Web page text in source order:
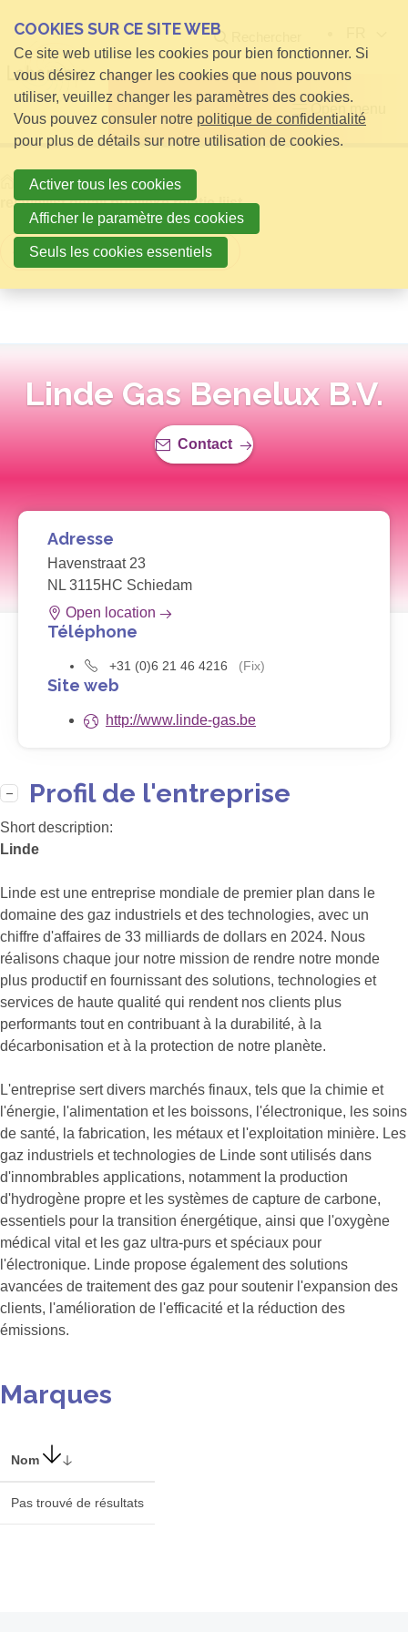
Open menu
Homeinfos pour Visiteurs
relatielijst detail publieke relatie lijst
Retour à la vue d'ensemble
Linde Gas Benelux B.V.
Contact
Adresse
Havenstraat 23
NL 3115HC Schiedam
Open location
Téléphone
+31 (0)6 21 46 4216 (Fix)
Site web
http://www.linde-gas.be
Profil de l'entreprise
Short description:
Linde
Linde est une entreprise mondiale de premier plan dans le
domaine des gaz industriels et des technologies, avec un
chiffre d'affaires de 33 milliards de dollars en 2024. Nous
réalisons chaque jour notre mission de rendre notre monde
plus productif en fournissant des solutions, technologies et
services de haute qualité qui rendent nos clients plus
performants tout en contribuant à la durabilité, à la
décarbonisation et à la protection de notre planète.
L'entreprise sert divers marchés finaux, tels que la chimie et
l'énergie, l'alimentation et les boissons, l'électronique, les soins
de santé, la fabrication, les métaux et l'exploitation minière. Les
gaz industriels et technologies de Linde sont utilisés dans
d'innombrables applications, notamment la production
d'hydrogène propre et les systèmes de capture de carbone,
essentiels pour la transition énergétique, ainsi que l'oxygène
médical vital et les gaz ultra-purs et spéciaux pour
l'électronique. Linde propose également des solutions
avancées de traitement des gaz pour soutenir l'expansion des
clients, l'amélioration de l'efficacité et la réduction des
émissions.
Marques
Nom
Pas trouvé de résultats
COOKIES SUR CE SITE WEB
Ce site web utilise les cookies pour bien fonctionner. Si
vous désirez changer les cookies que nous pouvons
utiliser, veuillez changer les paramètres des cookies.
Vous pouvez consuler notre politique de confidentialité
pour plus de détails sur notre utilisation de cookies.
Activer tous les cookies
Afficher le paramètre des cookies
Seuls les cookies essentiels